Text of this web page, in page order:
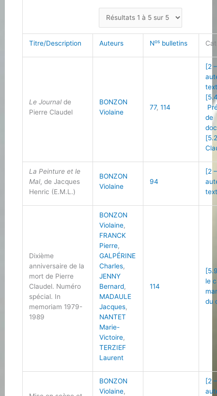
Titre/Description Auteurs Nos bulletins
Le Journal de
Pierre Claudel
BONZON
Violaine
77,114
[2
de
La Peinture et le
Mal, de Jacques
Henric (E.M.L.)
BONZON
Violaine
94
[2
Dixième
anniversaire de la
mort de Pierre
Claudel. Numéro
spécial. In
memoriam 1979-
1989
BONZON
Violaine,
FRANCK
Pierre,
GALPÉRINE
Charles,
JENNY
Bernard,
MADAULE
Jacques,
NANTET
Marie-
Victoire,
TERZIEF
Laurent
114
le
du
BONZON
Violaine,
[2